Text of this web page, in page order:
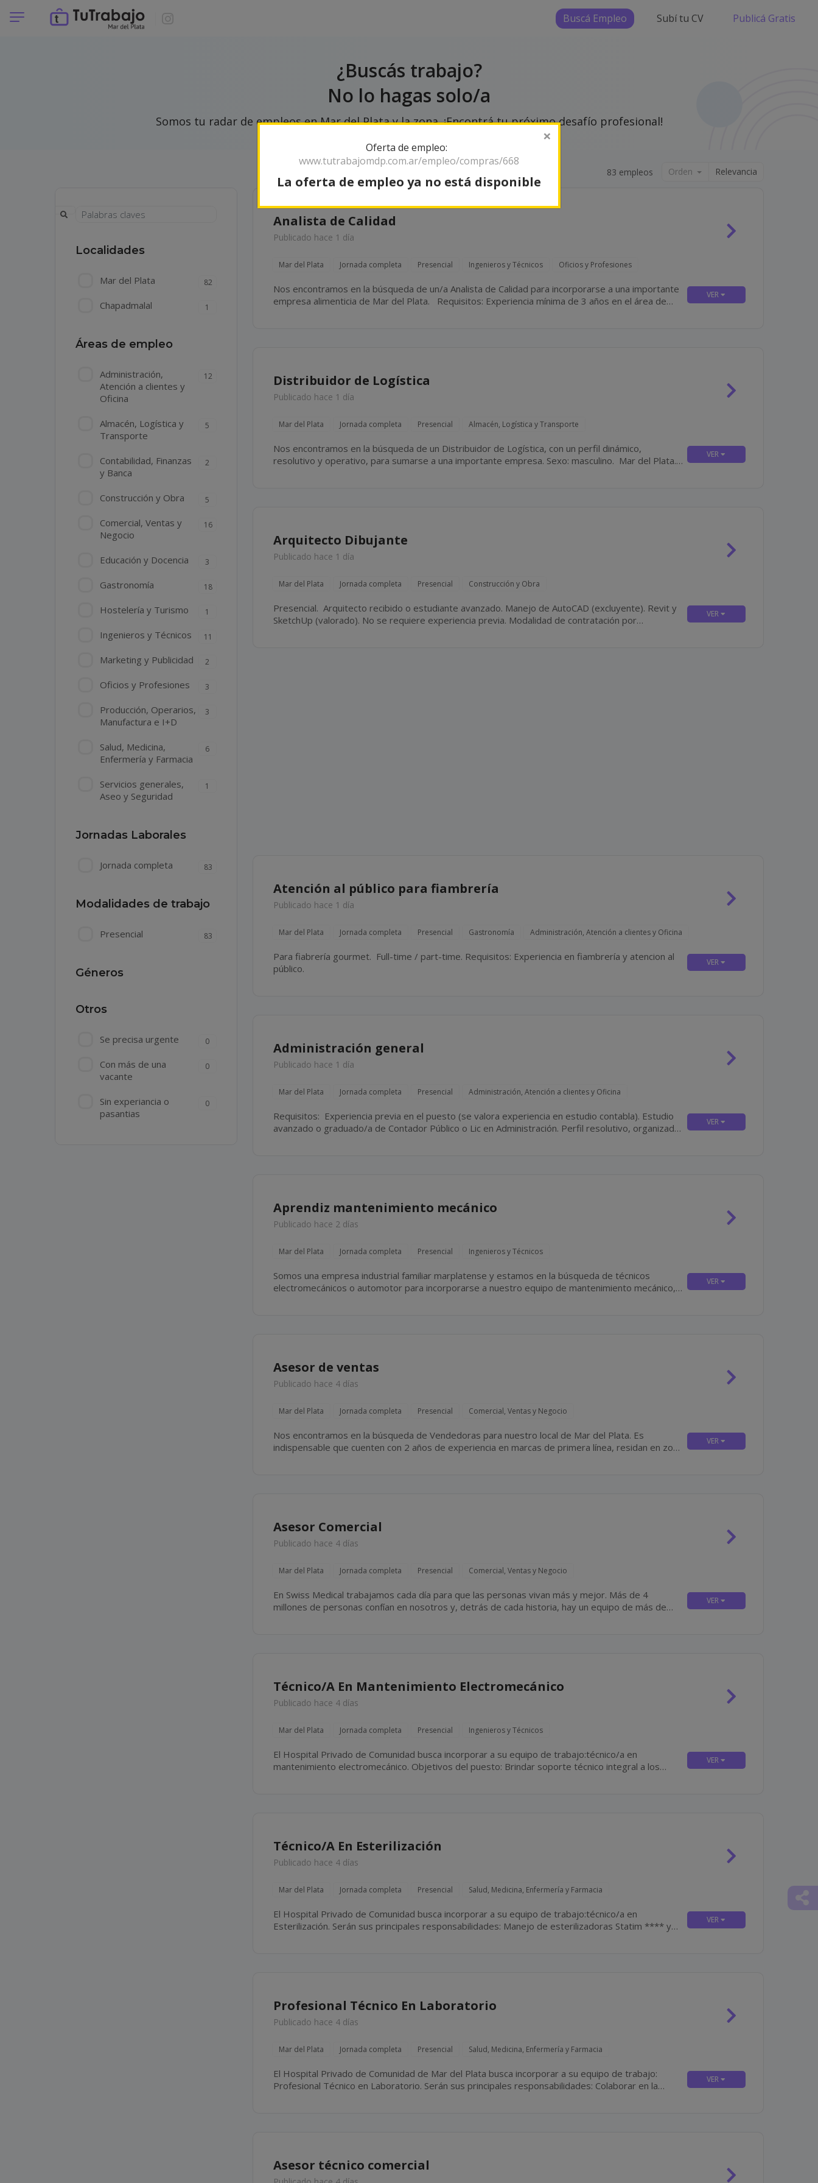
Buscá Empleo Subí tu CV Publicá Gratis
¿Buscás trabajo?
No lo hagas solo/a
Somos tu radar de empleos en Mar del Plata y la zona. ¡Encontrá tu próximo desafío profesional!
83 empleos Orden Relevancia
Localidades
Mar del Plata 82
Chapadmalal 1
Áreas de empleo
Administración,
Atención a clientes y
Oficina
12
Almacén, Logística y
Transporte
5
Contabilidad, Finanzas
y Banca
2
Construcción y Obra 5
Comercial, Ventas y
Negocio
16
Educación y Docencia 3
Gastronomía 18
Hostelería y Turismo 1
Ingenieros y Técnicos 11
Marketing y Publicidad 2
Oficios y Profesiones 3
Producción, Operarios,
Manufactura e I+D
3
Salud, Medicina,
Enfermería y Farmacia
6
Servicios generales,
Aseo y Seguridad
1
Jornadas Laborales
Jornada completa 83
Modalidades de trabajo
Presencial 83
Géneros
Otros
Se precisa urgente 0
Con más de una
vacante
0
Sin experiancia o
pasantias
0
Analista de Calidad
Publicado hace 1 día
Mar del Plata Jornada completa Presencial Ingenieros y Técnicos Oficios y Profesiones
Nos encontramos en la búsqueda de un/a Analista de Calidad para incorporarse a una importante
empresa alimenticia de Mar del Plata. Requisitos: Experiencia mínima de 3 años en el área de
Distribuidor de Logística
Publicado hace 1 día
Mar del Plata Jornada completa Presencial Almacén, Logística y Transporte
Nos encontramos en la búsqueda de un Distribuidor de Logística, con un perfil dinámico,
resolutivo y operativo, para sumarse a una importante empresa. Sexo: masculino. Mar del Plata.
Arquitecto Dibujante
Publicado hace 1 día
Mar del Plata Jornada completa Presencial Construcción y Obra
Presencial. Arquitecto recibido o estudiante avanzado. Manejo de AutoCAD (excluyente). Revit y
SketchUp (valorado). No se requiere experiencia previa. Modalidad de contratación por
Atención al público para fiambrería
Publicado hace 1 día
Mar del Plata Jornada completa Presencial Gastronomía Administración, Atención a clientes y Oficina
Para fiabrería gourmet. Full-time / part-time. Requisitos: Experiencia en fiambrería y atencion al
público.
Administración general
Publicado hace 1 día
Mar del Plata Jornada completa Presencial Administración, Atención a clientes y Oficina
Requisitos: Experiencia previa en el puesto (se valora experiencia en estudio contabla). Estudio
avanzado o graduado/a de Contador Público o Lic en Administración. Perfil resolutivo, organizado
Aprendiz mantenimiento mecánico
Publicado hace 2 días
Mar del Plata Jornada completa Presencial Ingenieros y Técnicos
Somos una empresa industrial familiar marplatense y estamos en la búsqueda de técnicos
electromecánicos o automotor para incorporarse a nuestro equipo de mantenimiento mecánico,
Asesor de ventas
Publicado hace 4 días
Mar del Plata Jornada completa Presencial Comercial, Ventas y Negocio
Nos encontramos en la búsqueda de Vendedoras para nuestro local de Mar del Plata. Es
indispensable que cuenten con 2 años de experiencia en marcas de primera línea, residan en zona
Asesor Comercial
Publicado hace 4 días
Mar del Plata Jornada completa Presencial Comercial, Ventas y Negocio
En Swiss Medical trabajamos cada día para que las personas vivan más y mejor. Más de 4
millones de personas confían en nosotros y, detrás de cada historia, hay un equipo de más de
Técnico/A En Mantenimiento Electromecánico
Publicado hace 4 días
Mar del Plata Jornada completa Presencial Ingenieros y Técnicos
El Hospital Privado de Comunidad busca incorporar a su equipo de trabajo:técnico/a en
mantenimiento electromecánico. Objetivos del puesto: Brindar soporte técnico integral a los
Técnico/A En Esterilización
Publicado hace 4 días
Mar del Plata Jornada completa Presencial Salud, Medicina, Enfermería y Farmacia
El Hospital Privado de Comunidad busca incorporar a su equipo de trabajo:técnico/a en
Esterilización. Serán sus principales responsabilidades: Manejo de esterilizadoras Statim **** y
Profesional Técnico En Laboratorio
Publicado hace 4 días
Mar del Plata Jornada completa Presencial Salud, Medicina, Enfermería y Farmacia
El Hospital Privado de Comunidad de Mar del Plata busca incorporar a su equipo de trabajo:
Profesional Técnico en Laboratorio. Serán sus principales responsabilidades: Colaborar en la
Asesor técnico comercial
×
Oferta de empleo:
www.tutrabajomdp.com.ar/empleo/compras/668
La oferta de empleo ya no está disponible